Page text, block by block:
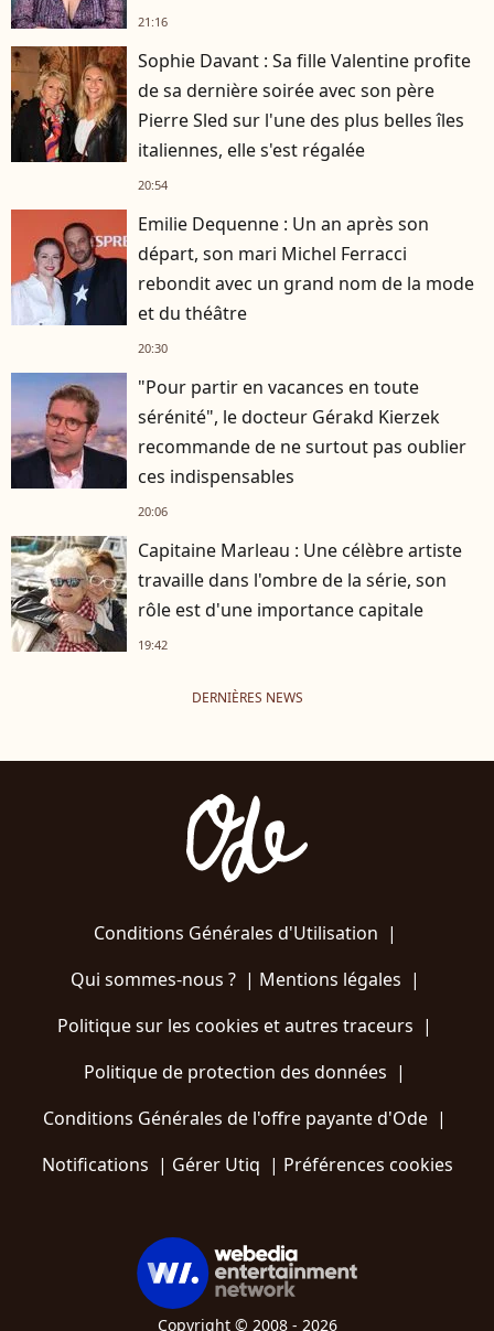
21:16
Sophie Davant : Sa fille Valentine profite
de sa dernière soirée avec son père
Pierre Sled sur l'une des plus belles îles
italiennes, elle s'est régalée
20:54
Emilie Dequenne : Un an après son
départ, son mari Michel Ferracci
rebondit avec un grand nom de la mode
et du théâtre
20:30
"Pour partir en vacances en toute
sérénité", le docteur Gérakd Kierzek
recommande de ne surtout pas oublier
ces indispensables
20:06
Capitaine Marleau : Une célèbre artiste
travaille dans l'ombre de la série, son
rôle est d'une importance capitale
19:42
DERNIÈRES NEWS
Conditions Générales d'Utilisation |
Qui sommes-nous ?| Mentions légales |
Politique sur les cookies et autres traceurs |
Politique de protection des données |
Conditions Générales de l'offre payante d'Ode |
Notifications | Gérer Utiq | Préférences cookies
Copyright © 2008 - 2026